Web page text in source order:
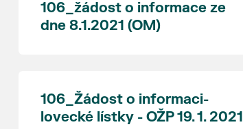
106_žádost o informace ze
dne 8.1.2021 (OM)
106_Žádost o informaci-
lovecké lístky - OŽP 19. 1. 2021